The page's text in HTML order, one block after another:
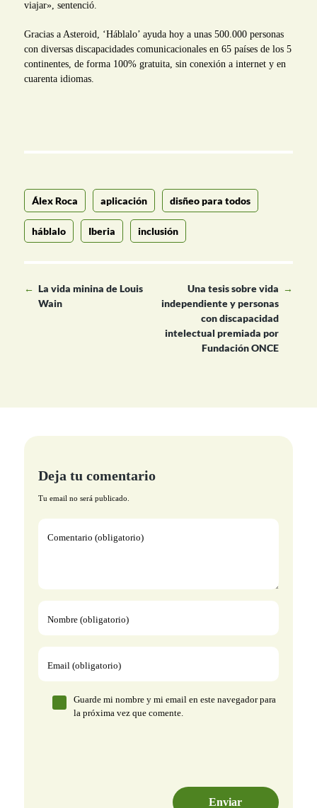
viajar», sentenció.
Gracias a Asteroid, ‘Háblalo’ ayuda hoy a unas 500.000 personas
con diversas discapacidades comunicacionales en 65 países de los 5
continentes, de forma 100% gratuita, sin conexión a internet y en
cuarenta idiomas.
Álex Roca aplicación disñeo para todos
háblalo Iberia inclusión
← La vida minina de Louis
Wain
Una tesis sobre vida
independiente y personas
con discapacidad
intelectual premiada por
Fundación ONCE
→
Deja tu comentario
Tu email no será publicado.
Comentario (obligatorio)
Nombre (obligatorio)
Email (obligatorio)
Guarde mi nombre y mi email en este navegador para
la próxima vez que comente.